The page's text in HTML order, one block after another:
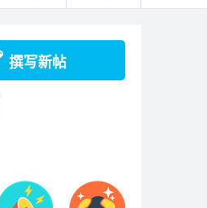
撰写新帖